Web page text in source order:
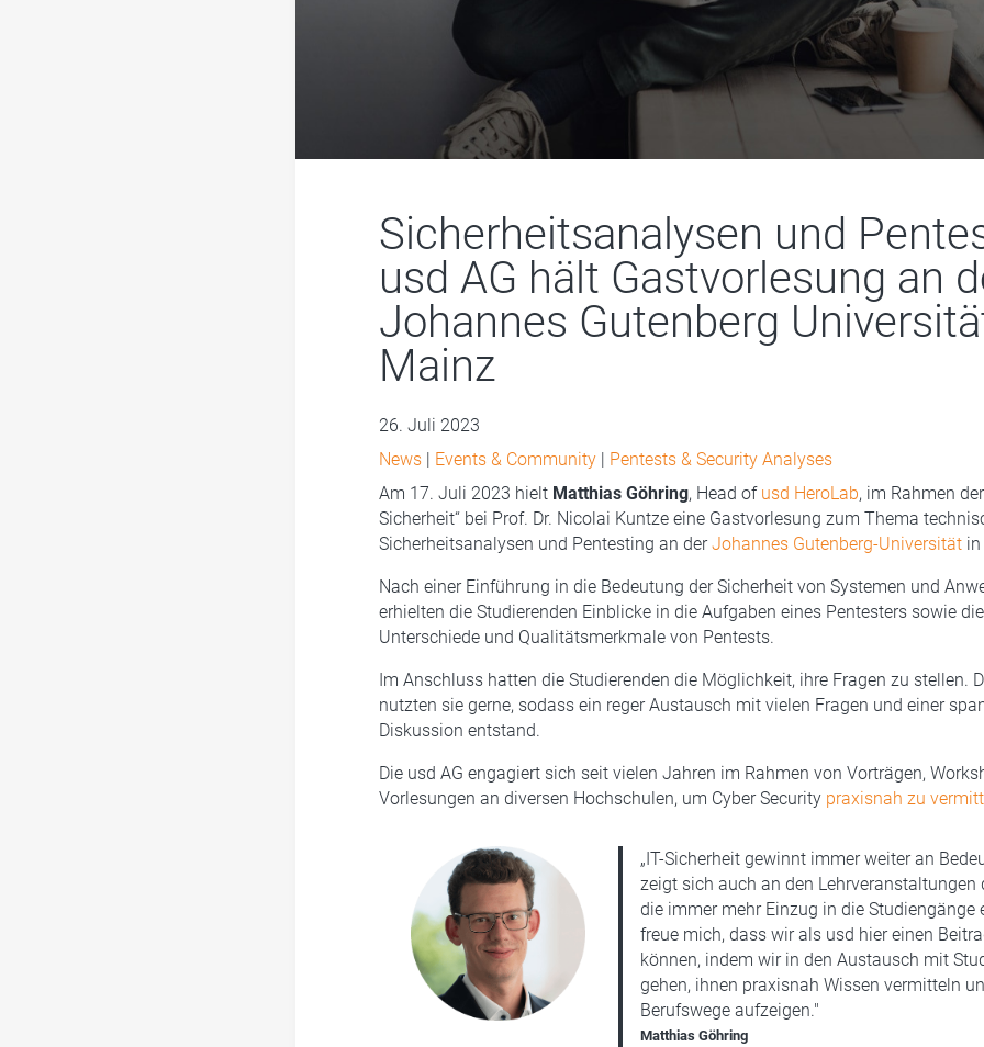
Sicherheitsanalysen und
usd AG hält Gastvorlesung an
Johannes Gutenberg
Mainz
26. Juli 2023
News| Events & Community| Pentests & Security Analyses
Am 17. Juli 2023 hielt Matthias Göhring, Head of usd HeroLab, im Rahmen
Sicherheit“ bei Prof. Dr. Nicolai Kuntze eine Gastvorlesung zum Thema
Sicherheitsanalysen und Pentesting an derJohannes Gutenberg-Universitätin
Nach einer Einführung in die Bedeutung der Sicherheit von Systemen und
erhielten die Studierenden Einblicke in die Aufgaben eines Pentesters sowie
Unterschiede und Qualitätsmerkmale von Pentests.
Im Anschluss hatten die Studierenden die Möglichkeit, ihre Fragen zu stellen.
nutzten sie gerne, sodass ein reger Austausch mit vielen Fragen und einer
Diskussion entstand.
Die usd AG engagiert sich seit vielen Jahren im Rahmen von Vorträgen,
Vorlesungen an diversen Hochschulen, um Cyber Security praxisnah zu
„IT-Sicherheit gewinnt immer weiter an
zeigt sich auch an den Lehrveranstaltungen
die immer mehr Einzug in die Studiengänge
freue mich, dass wir als usd hier einen
können, indem wir in den Austausch mit
gehen, ihnen praxisnah Wissen vermitteln
Berufswege aufzeigen."
Matthias Göhring